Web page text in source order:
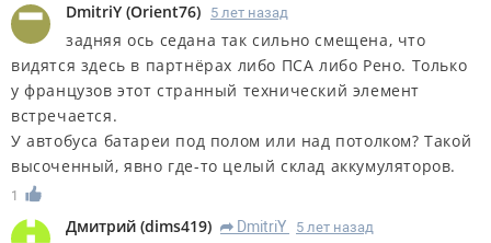
DmitriY (Orient76) 5 лет назад
задняя ось седана так сильно смещена, что
видятся здесь в партнёрах либо ПСА либо Рено. Только
у французов этот странный технический элемент
встречается.
У автобуса батареи под полом или над потолком? Такой
высоченный, явно где-то целый склад аккумуляторов.
1
Дмитрий (dims419) R DmitriY 5 лет назад